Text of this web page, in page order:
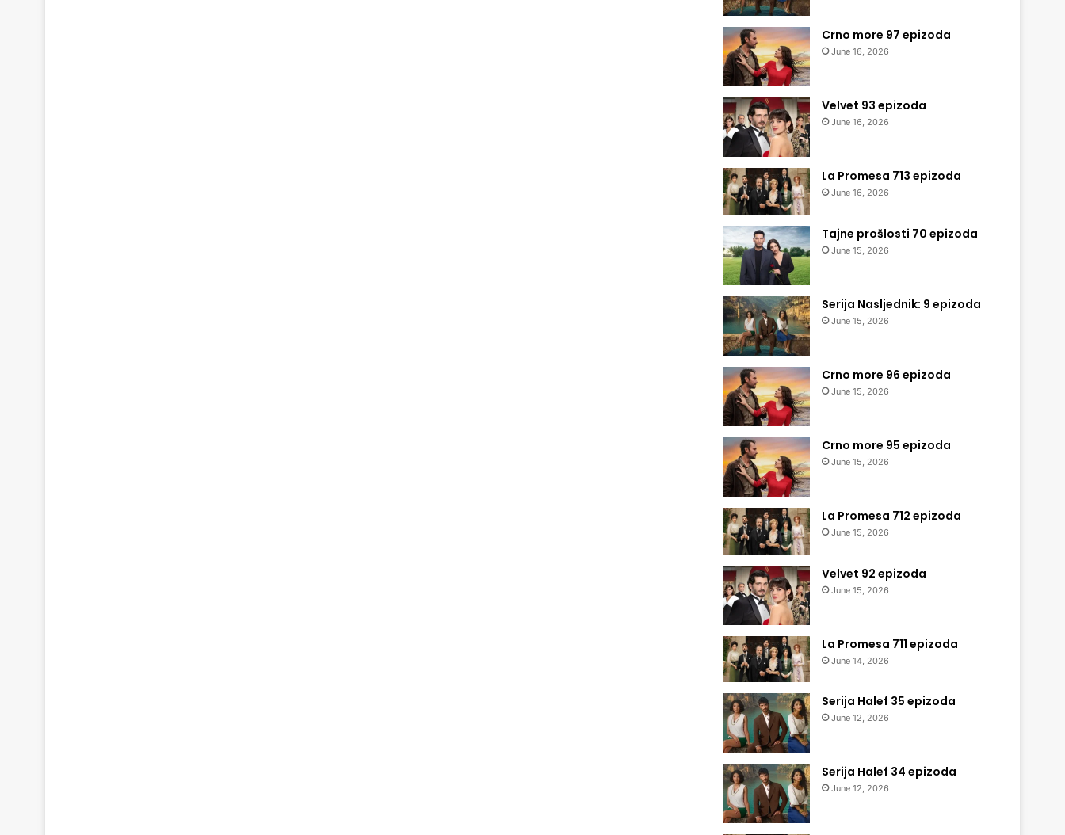
Crno more 97 epizoda
June 16, 2026
Velvet 93 epizoda
June 16, 2026
La Promesa 713 epizoda
June 16, 2026
Tajne prošlosti 70 epizoda
June 15, 2026
Serija Nasljednik: 9 epizoda
June 15, 2026
Crno more 96 epizoda
June 15, 2026
Crno more 95 epizoda
June 15, 2026
La Promesa 712 epizoda
June 15, 2026
Velvet 92 epizoda
June 15, 2026
La Promesa 711 epizoda
June 14, 2026
Serija Halef 35 epizoda
June 12, 2026
Serija Halef 34 epizoda
June 12, 2026